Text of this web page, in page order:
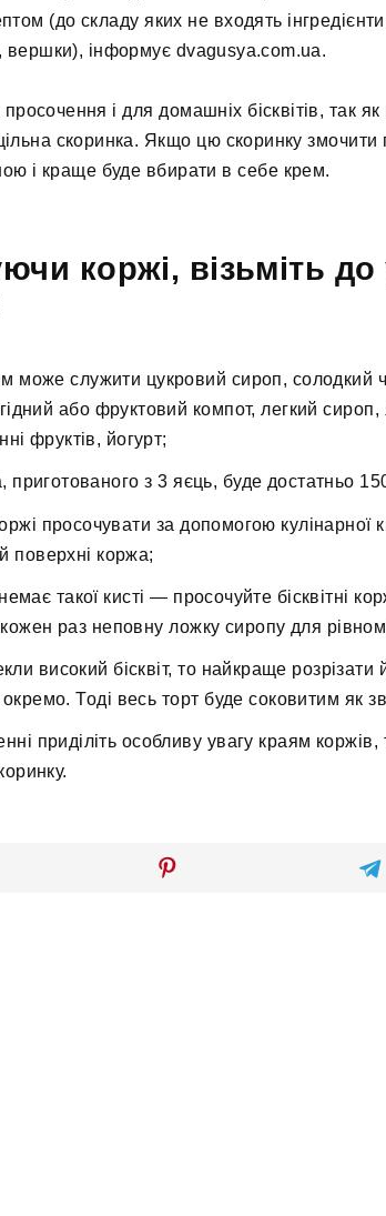
(до складу яких не входять
вершки), інформує dvagusya.com.ua.
і для домашніх бісквітів, так
скоринка. Якщо цю скоринку
і краще буде вбирати в себе крем.
коржі, візьміть до
може служити цукровий сироп, солодкий
або фруктовий компот, легкий
фруктів, йогурт;
приготованого з 3 яєць, буде достатньо
просочувати за допомогою кулінарної
поверхні коржа;
такої кисті — просочуйте бісквітні
раз неповну ложку сиропу для
високий бісквіт, то найкраще розрізати
Тоді весь торт буде соковитим як
приділіть особливу увагу краям